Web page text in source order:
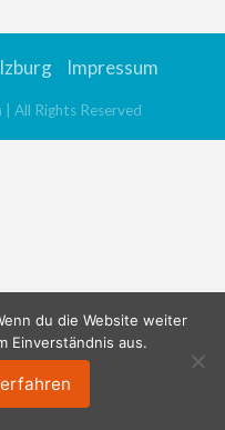
Impressum
| All Rights Reserved
du die Website weiter
Einverständnis aus.